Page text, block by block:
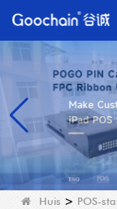
Huis > POS-